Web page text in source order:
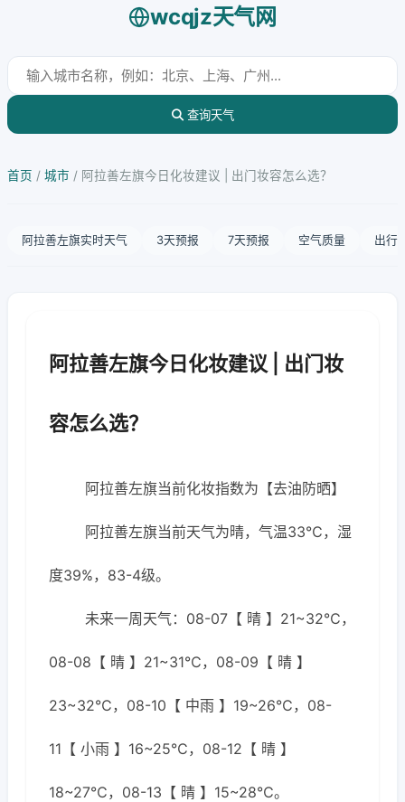
wcqjz天气网
查询天气
首页 / 城市 / 阿拉善左旗今日化妆建议 | 出门妆容怎么选？
阿拉善左旗实时天气 3天预报 7天预报 空气质量 出行
阿拉善左旗今日化妆建议 | 出门妆
容怎么选？
阿拉善左旗当前化妆指数为【去油防晒】
阿拉善左旗当前天气为晴，气温33℃，湿
度39%，83-4级。
未来一周天气：08-07【 晴 】21~32℃，
08-08【 晴 】21~31℃，08-09【 晴 】
23~32℃，08-10【 中雨 】19~26℃，08-
11【 小雨 】16~25℃，08-12【 晴 】
18~27℃，08-13【 晴 】15~28℃。